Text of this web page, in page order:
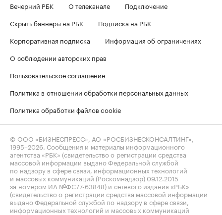
Вечерний РБК
О телеканале
Подключение
Скрыть баннеры на РБК
Подписка на РБК
Корпоративная подписка
Информация об ограничениях
О соблюдении авторских прав
Пользовательское соглашение
Политика в отношении обработки персональных данных
Политика обработки файлов cookie
© ООО «БИЗНЕСПРЕСС», АО «РОСБИЗНЕСКОНСАЛТИНГ»,
1995–2026. Сообщения и материалы информационного
агентства «РБК» (свидетельство о регистрации средства
массовой информации выдано Федеральной службой
по надзору в сфере связи, информационных технологий
и массовых коммуникаций (Роскомнадзор) 09.12.2015
за номером ИА №ФС77-63848) и сетевого издания «РБК»
(свидетельство о регистрации средства массовой информации
выдано Федеральной службой по надзору в сфере связи,
информационных технологий и массовых коммуникаций